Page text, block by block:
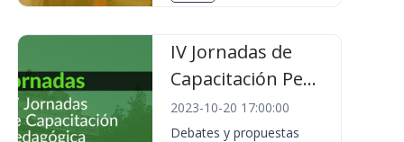
IV Jornadas de
Capacitación Pe...
2023-10-20 17:00:00
Debates y propuestas